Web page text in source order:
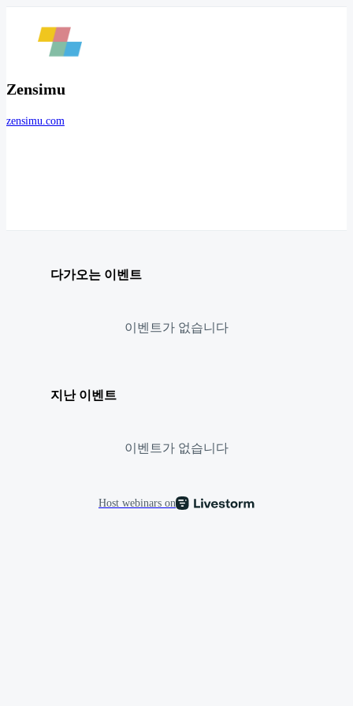
Zensimu
zensimu.com
다가오는 이벤트
이벤트가 없습니다
지난 이벤트
이벤트가 없습니다
Host webinars on